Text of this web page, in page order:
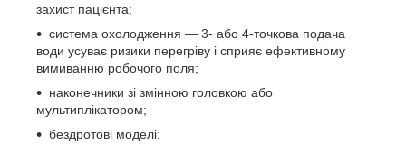
захист пацієнта;
система охолодження — 3- або 4-точкова подача
води усуває ризики перегріву і сприяє ефективному
вимиванню робочого поля;
наконечники зі змінною головкою або
мультиплікатором;
бездротові моделі;